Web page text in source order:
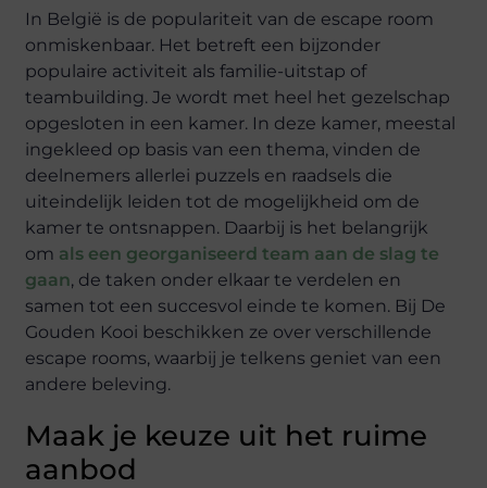
In België is de populariteit van de escape room
onmiskenbaar. Het betreft een bijzonder
populaire activiteit als familie-uitstap of
teambuilding. Je wordt met heel het gezelschap
opgesloten in een kamer. In deze kamer, meestal
ingekleed op basis van een thema, vinden de
deelnemers allerlei puzzels en raadsels die
uiteindelijk leiden tot de mogelijkheid om de
kamer te ontsnappen. Daarbij is het belangrijk
om als een georganiseerd team aan de slag te
gaan, de taken onder elkaar te verdelen en
samen tot een succesvol einde te komen. Bij De
Gouden Kooi beschikken ze over verschillende
escape rooms, waarbij je telkens geniet van een
andere beleving.
Maak je keuze uit het ruime
aanbod